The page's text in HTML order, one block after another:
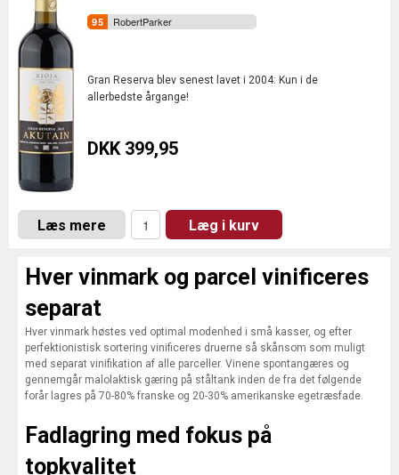
RobertParker
Gran Reserva blev senest lavet i 2004: Kun i de
allerbedste årgange!
DKK 399,95
Læs mere Læg i kurv
Hver vinmark og parcel vinificeres
separat
Hver vinmark høstes ved optimal modenhed i små kasser, og efter
perfektionistisk sortering vinificeres druerne så skånsom som muligt
med separat vinifikation af alle parceller. Vinene spontangæres og
gennemgår malolaktisk gæring på ståltank inden de fra det følgende
forår lagres på 70-80% franske og 20-30% amerikanske egetræsfade.
Fadlagring med fokus på
topkvalitet